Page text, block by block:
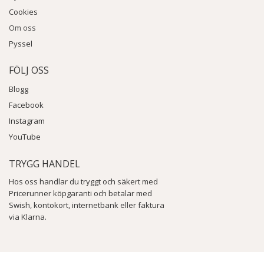
Cookies
Om oss
Pyssel
FÖLJ OSS
Blogg
Facebook
Instagram
YouTube
TRYGG HANDEL
Hos oss handlar du tryggt och säkert med
Pricerunner köpgaranti och betalar med
Swish, kontokort, internetbank eller faktura
via Klarna.